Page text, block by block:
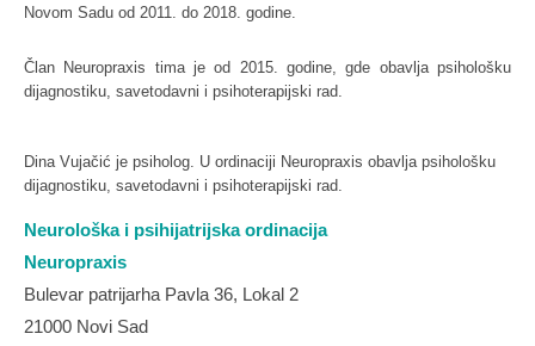
Novom Sadu od 2011. do 2018. godine.
Član Neuropraxis tima je od 2015. godine, gde obavlja psihološku
dijagnostiku, savetodavni i psihoterapijski rad.
Dina Vujačić je psiholog. U ordinaciji Neuropraxis obavlja psihološku
dijagnostiku, savetodavni i psihoterapijski rad.
Neurološka i psihijatrijska ordinacija
Neuropraxis
Bulevar patrijarha Pavla 36, Lokal 2
21000 Novi Sad